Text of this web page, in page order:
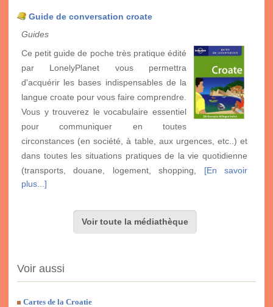
Guide de conversation croate
Guides
Ce petit guide de poche très pratique édité
par LonelyPlanet vous permettra
d'acquérir les bases indispensables de la
langue croate pour vous faire comprendre.
Vous y trouverez le vocabulaire essentiel
pour communiquer en toutes
circonstances (en société, à table, aux urgences, etc..) et
dans toutes les situations pratiques de la vie quotidienne
(transports, douane, logement, shopping, [En savoir
plus...]
Voir toute la médiathèque
Voir aussi
Cartes de la Croatie